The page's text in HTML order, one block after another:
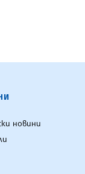
новини